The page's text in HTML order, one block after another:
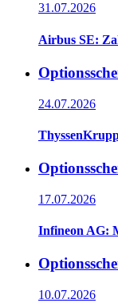
31.07.2026
Airbus SE:
24.07.2026
17.07.2026
Infineon AG:
10.07.2026